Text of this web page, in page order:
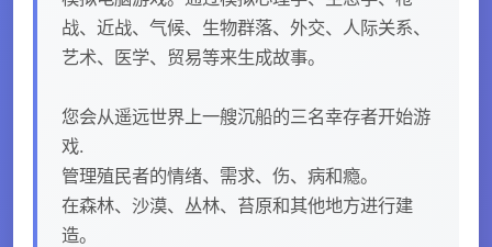
战、近战、气候、生物群落、外交、人际关系、
艺术、医学、贸易等来生成故事。
您会从遥远世界上一艘沉船的三名幸存者开始游
戏.
管理殖民者的情绪、需求、伤、病和瘾。
在森林、沙漠、丛林、苔原和其他地方进行建
造。